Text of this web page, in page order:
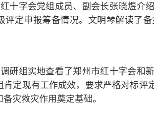
十字会党组成员、副会长张晓煜介
评定申报筹备情况。文明琴解读了
研组实地查看了郑州市红十字会和
肯定现有工作成效，要求严格对标评
灾救灾作用奠定基础。